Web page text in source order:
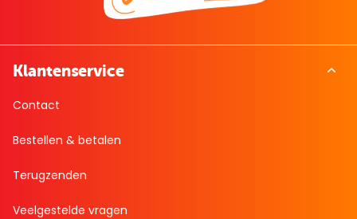
Klantenservice
Contact
Bestellen & betalen
Terugzenden
Veelgestelde vragen